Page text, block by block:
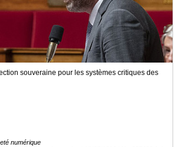
souveraine pour les systèmes critiques des
numérique